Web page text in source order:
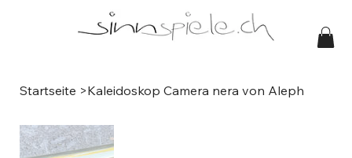
Startseite >Kaleidoskop Camera nera von Aleph